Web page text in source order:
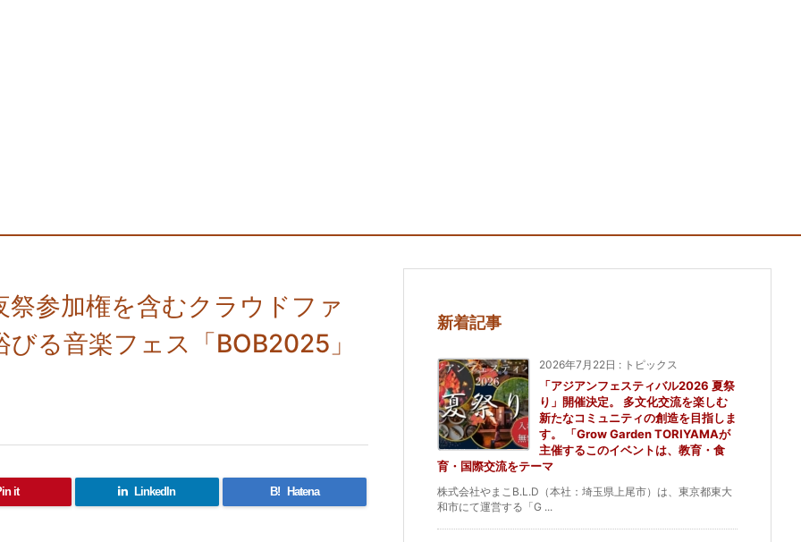
参加権を含むクラウドファ
る音楽フェス「BOB2025」
it LinkedIn B! Hatena
新着記事
2026年7月22日 : トピックス
「アジアンフェスティバル2026 夏祭
り」開催決定。 多文化交流を楽しむ
新たなコミュニティの創造を目指しま
す。 「Grow Garden TORIYAMAが
主催するこのイベントは、教育・食
育・国際交流をテーマ
株式会社やまこB.L.D（本社：埼玉県上尾市）は、東京都東大
和市にて運営する「G ...